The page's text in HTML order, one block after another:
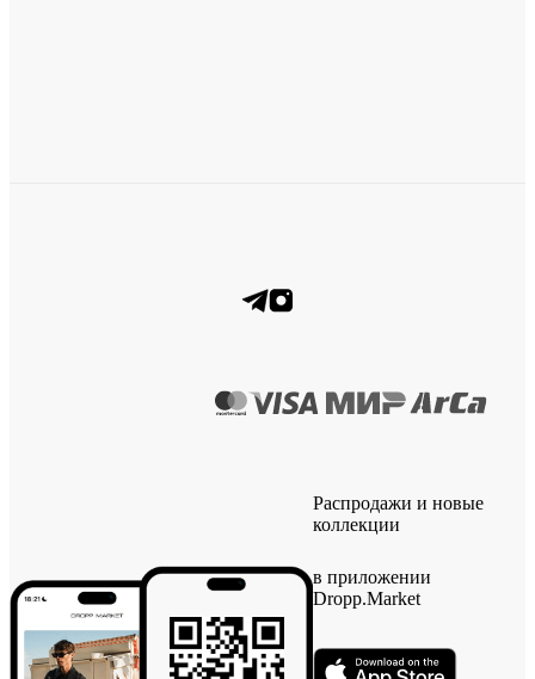
Распродажи и новые
коллекции
в приложении
Dropp.Market